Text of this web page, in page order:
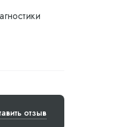
отзыв